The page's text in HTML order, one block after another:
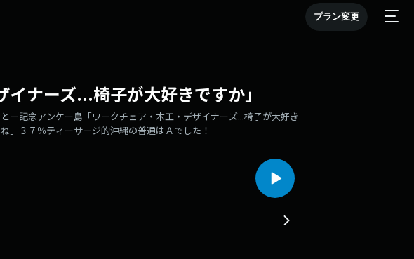
プラン変更
イナーズ...椅子が大好きですか」
ー記念アンケー島「ワークチェア・木工・デザイナーズ...椅子が大好き
」３７％ティーサージ的沖縄の普通はＡでした！